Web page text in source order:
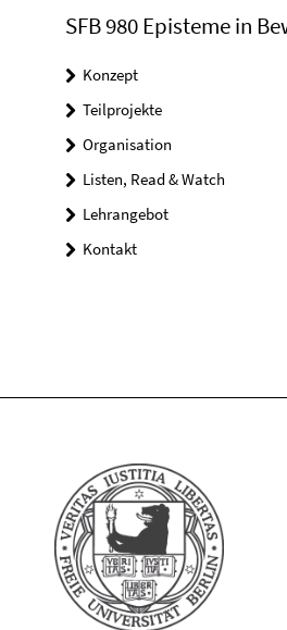
SFB 980 Episteme in
Konzept
Teilprojekte
Organisation
Listen, Read & Watch
Lehrangebot
Kontakt